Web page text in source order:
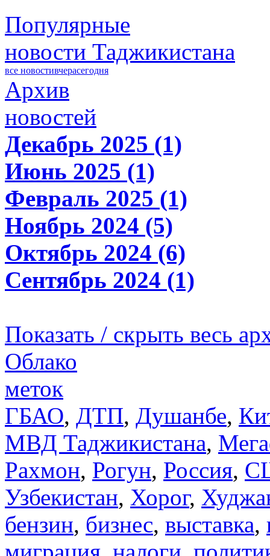
Популярные
новости Таджикистана
все новостивчерасегодня
Архив
новостей
Декабрь 2025 (1)
Июнь 2025 (1)
Февраль 2025 (1)
Ноябрь 2024 (5)
Октябрь 2024 (6)
Сентябрь 2024 (1)
Показать / скрыть весь
Облако
меток
ГБАО, ДТП, Душанбе,
МВД Таджикистана,
Рахмон, Рогун, Россия,
Узбекистан, Хорог,
бензин, бизнес, выставка,